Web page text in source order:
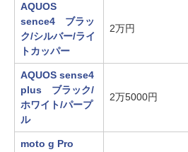
AQUOS
sence4 ブラッ
ク/シルバー/ライ
トカッパー
2万円
AQUOS sense4
plus ブラック/
ホワイト/パープ
ル
2万5000円
moto g Pro